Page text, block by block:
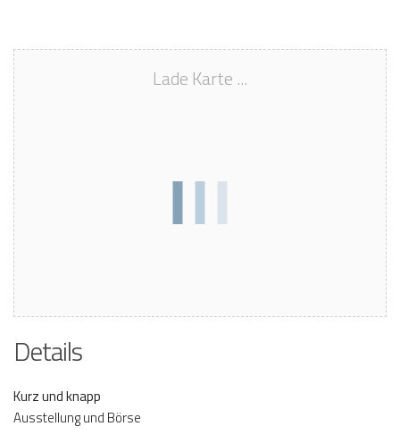
Lade Karte ...
Details
Kurz und knapp
Ausstellung und Börse